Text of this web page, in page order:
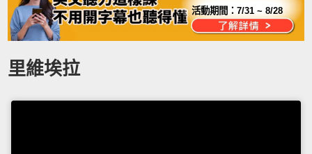
活動期間：7/31 ~ 8/28
里維埃拉